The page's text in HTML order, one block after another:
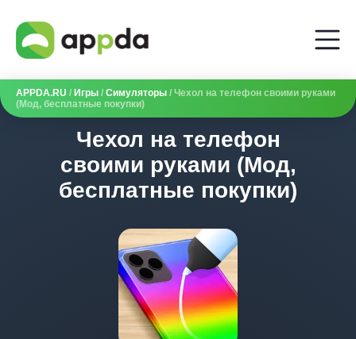
APPDA.RU / Игры / Симуляторы / Чехол на телефон своими руками
(Мод, бесплатные покупки)
Чехол на телефон
своими руками (Мод,
бесплатные покупки)